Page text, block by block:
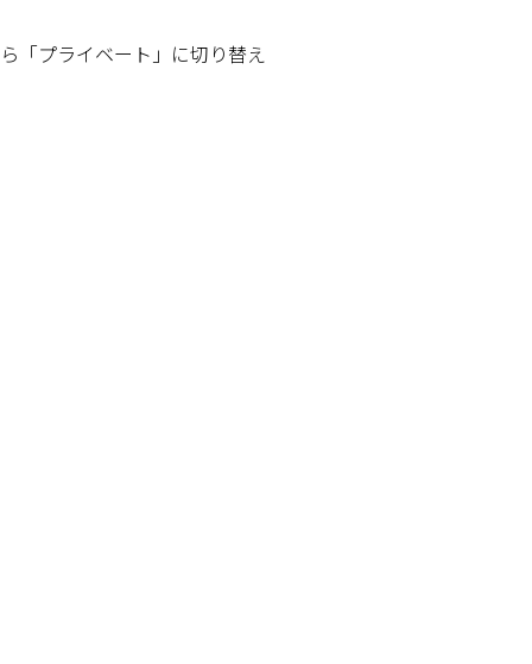
「プライベート」に切り替え